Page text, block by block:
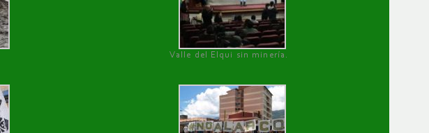
Valle del Elqui sin minería.